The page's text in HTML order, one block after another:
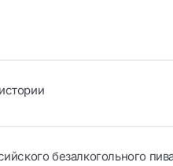
безалкогольного